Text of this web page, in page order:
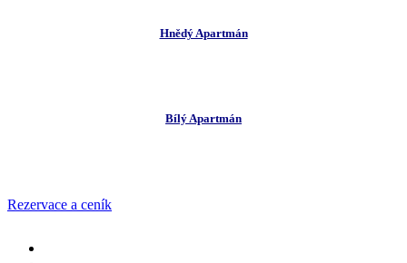
Hnědý Apartmán
Bílý Apartmán
Rezervace a ceník